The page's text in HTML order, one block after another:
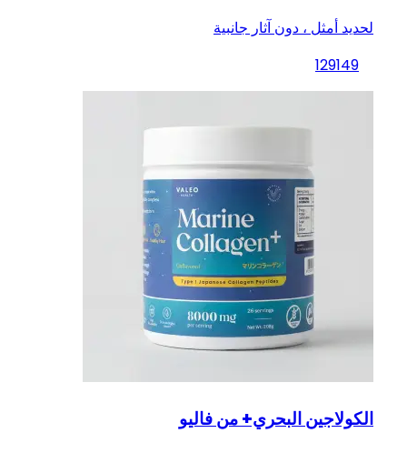
لحديد أمثل ، دون آثار جانبية
129149
الكولاجين البحري+ من فاليو